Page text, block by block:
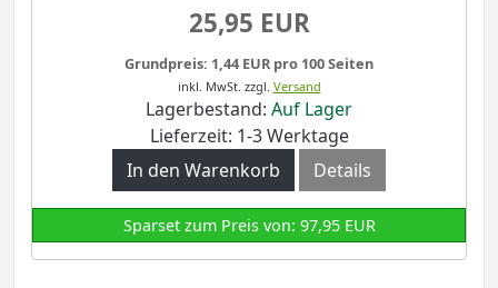
25,95 EUR
Grundpreis: 1,44 EUR pro 100 Seiten
inkl. MwSt. zzgl. Versand
Lagerbestand: Auf Lager
Lieferzeit: 1-3 Werktage
In den Warenkorb
Details
Sparset zum Preis von: 97,95 EUR